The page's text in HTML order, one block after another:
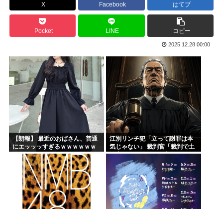
海外の反応：八村塁「誰が何と言おうと僕は日本人」
高市早苗、自分のテーブルにだけ花や飾りで別格アピールww...
海外「日本人は何に使ってるんだ？」 世界的ブームの日本の...
韓国人「台風が上陸した国はこんな状況になりました」
漫画が読めなくなった
小泉進次郎、アメリカ人の日本人レ●プ事件に「コメントは控...
もはや参政党一択って感じだけど異論ある？
初めて荒川先生の漫画読んだ
X Facebook はてブ
Pocket LINE コピー
2025.12.28 00:00
【朗報】 最近のおばさん、普通
にエッッッすぎるｗｗｗｗｗｗ
ｗｗｗｗ
江別リンチ犯「立って謝罪は本
気じゃない」 裁判官「裁判で土
下座してないキミは本気じゃな
いな」